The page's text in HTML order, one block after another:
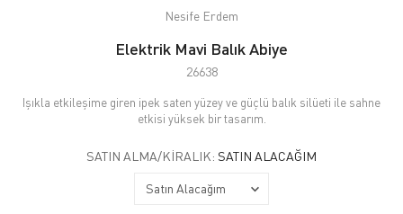
Nesife Erdem
Elektrik Mavi Balık Abiye
26638
Işıkla etkileşime giren ipek saten yüzey ve güçlü balık silüeti ile sahne
etkisi yüksek bir tasarım.
SATIN ALMA/KIRALIK: SATIN ALACAĞIM